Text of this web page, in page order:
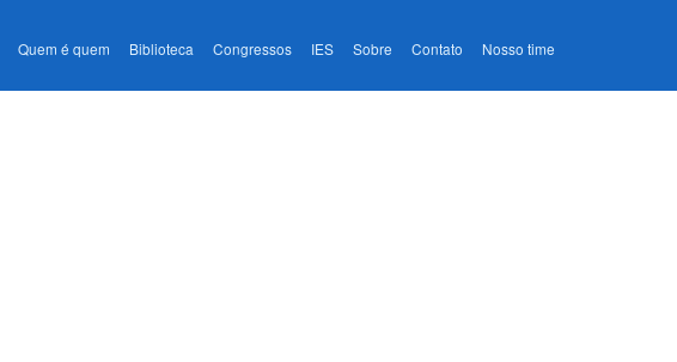
Quem é quem Biblioteca Congressos IES Sobre Contato Nosso time